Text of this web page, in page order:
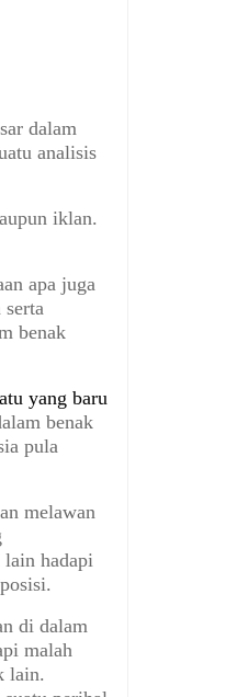
dalam
analisis
iklan.
apa juga
benak
yang baru
benak
pula
melawan
lain hadapi
di dalam
malah
lain.